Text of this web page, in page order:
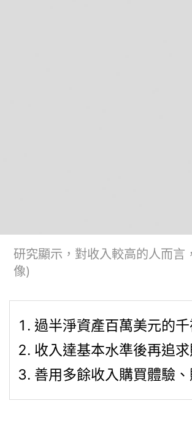
研究顯示，對收入較高的人而
像)
過半淨資產百萬美元的
收入達基本水準後再追
善用多餘收入購買體驗